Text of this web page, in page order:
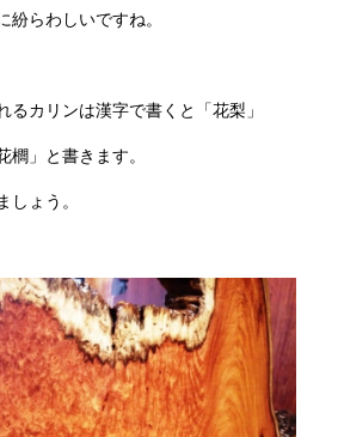
紛らわしいですね。
るカリンは漢字で書くと「花梨」
櫚」と書きます。
しょう。